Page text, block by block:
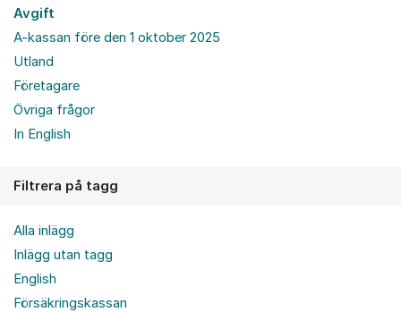
Avgift
A-kassan före den 1 oktober 2025
Utland
Företagare
Övriga frågor
In English
Filtrera på tagg
Alla inlägg
Inlägg utan tagg
English
Försäkringskassan